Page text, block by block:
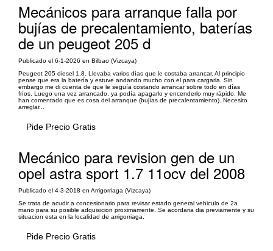
Mecánicos para arranque falla por
bujías de precalentamiento, baterías
de un peugeot 205 d
Publicado el 6-1-2026 en Bilbao (Vizcaya)
Peugeot 205 diesel 1.8. Llevaba varios días que le costaba arrancar. Al principio
pense que era la batería y estuve andando mucho con el para cargarla. Sin
embargo me di cuenta de que le seguía costando arrancar sobre todo en días
fríos. Luego una vez arrancado, ya podía apagarlo y encenderlo muy rápido. Me
han comentado que es cosa del arranque (bujías de precalentamiento). Necesito
arreglar...
Pide Precio Gratis
Mecánico para revision gen de un
opel astra sport 1.7 11ocv del 2008
Publicado el 4-3-2018 en Arrigorriaga (Vizcaya)
Se trata de acudir a concesionario para revisar estado general vehiculo de 2a
mano para su posible adquisicion proximamente. Se acordaria dia previamente y su
situacion esta en la localidad de arrigorriaga.
Pide Precio Gratis